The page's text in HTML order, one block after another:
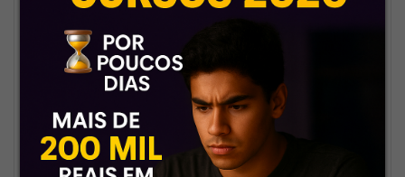
tempo todo. Atualizou lá? Já tá
atualizado aqui também.
Atendimento rápido e
profissional
Nada de sumiço. Nosso suporte